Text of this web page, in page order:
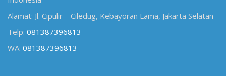
Alamat: Jl. Cipulir – Ciledug, Kebayoran Lama, Jakarta Selatan
Telp: 081387396813
WA: 081387396813